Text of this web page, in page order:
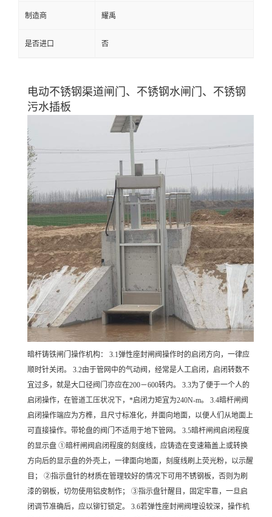
制造商 耀禹
是否进口 否
电动不锈钢渠道闸门、不锈钢水闸门、不锈钢
污水插板
暗杆铸铁闸门操作机构： 3.1弹性座封闸阀操作时的启闭方向，一律应
顺时针关闭。 3.2由于管网中的气动阀，经常是人工启闭，启闭转数不
宜过多，就是大口径阀门亦应在200－600转内。 3.3为了便于一个人的
启闭操作，在管道工压状况下，*启闭力矩宜为240N-m。 3.4暗杆闸阀
启闭操作端应为方榫，且尺寸标准化，并面向地面，以便人们从地面上
可直接操作。带轮盘的阀门不适用于地下管网。 3.5暗杆闸阀启闭程度
的显示盘 ①暗杆闸阀启闭程度的刻度线，应铸造在变速箱盖上或转换
方向后的显示盘的外壳上，一律面向地面，刻度线刷上荧光粉，以示醒
目； ②指示盘针的材质在管理较好的情况下可用不锈钢板，否则为刷
漆的钢板，切勿使用铝皮制作； ③指示盘针醒目，固定牢靠，一旦启
闭调节准确后，应以铆钉锁定。 3.6若弹性座封闸阀埋设较深，操作机